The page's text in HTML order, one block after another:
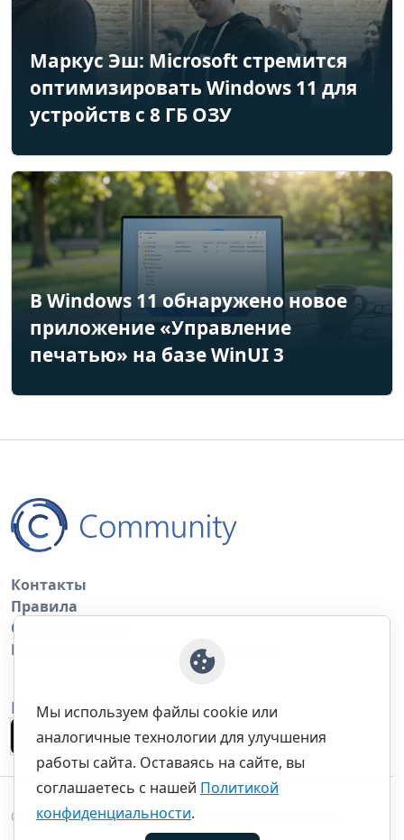
Маркус Эш: Microsoft стремится
оптимизировать Windows 11 для
устройств с 8 ГБ ОЗУ
В Windows 11 обнаружено новое
приложение «Управление
печатью» на базе WinUI 3
Контакты
Правила
Обратная связь
Правила копирования материалов
Приложение
©thecommunity.ru 2026. Все права защищены.
Мы используем файлы cookie или
аналогичные технологии для улучшения
работы сайта. Оставаясь на сайте, вы
соглашаетесь с нашей Политикой
конфиденциальности.